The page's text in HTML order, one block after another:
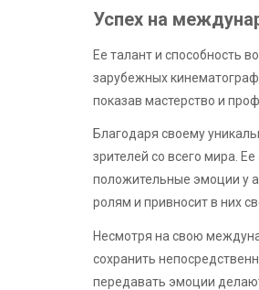
Успех на
Ее талант и способность
зарубежных
показав мастерство и
Благодаря своему
зрителей со всего мира.
положительные эмоции у
ролям и привносит в них
Несмотря на свою
сохранить
передавать эмоции